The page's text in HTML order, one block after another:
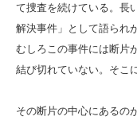
て捜査を続けている。長
解決事件」として語られ
むしろこの事件には断片
結び切れていない。そこ
その断片の中心にあるの